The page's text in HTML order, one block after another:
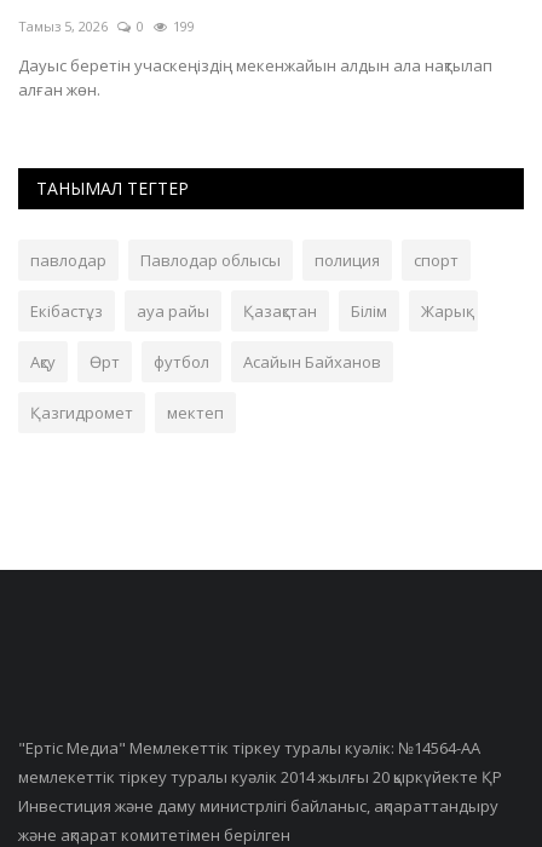
Тамыз 5, 2026 0 199
Дауыс беретін учаскеңіздің мекенжайын алдын ала нақтылап
алған жөн.
ТАНЫМАЛ ТЕГТЕР
павлодар Павлодар облысы полиция спорт
Екібастұз ауа райы Қазақстан Білім Жарық
Ақсу Өрт футбол Асайын Байханов
Қазгидромет мектеп
"Ертiс Медиа" Мемлекеттік тіркеу туралы куәлік: №14564-АА
мемлекеттік тіркеу туралы куәлік 2014 жылғы 20 қыркүйекте ҚР
Инвестиция және даму министрлігі байланыс, ақпараттандыру
және ақпарат комитетімен берілген